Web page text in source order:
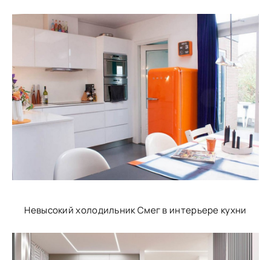
Невысокий холодильник Смег в интерьере кухни